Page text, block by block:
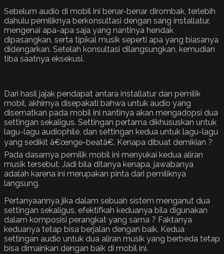
Sebelum audio di mobil ini benar-benar dirombak, terlebih
dahulu pemiliknya berkonsultasi dengan sang installatur,
mengenai apa-apa saja yang nantinya hendak
dipasangkan, serta tipikal musik seperti apa yang biasanya
didengarkan. Setelah konsultasi dilangsungkan, kemudian
tiba saatnya eksekusi.
Dari hasil jajak pendapat antara installatur dan pemilik
mobil, akhirnya disepakati bahwa untuk audio yang
disematkan pada mobil ini nantinya akan mengadopsi dua
settingan sekaligus. Settingan pertama dikhususkan untuk
lagu-lagu audiophile, dan settingan kedua untuk lagu-lagu
yang sedikit â€œnge-beatâ€. Kenapa dibuat demikian ?
Pada dasarnya pemilik mobil ini menyukai kedua aliran
musik tersebut. Jadi bila ditanya kenapa, jawabanya
adalah karena ini merupakan pinta dari pemiliknya
langsung.
Pertanyaannya jika dalam sebuah sistem menganut dua
settingan sekaligus, efektifkah keduanya bila digunakan
dalam komposisi perangkat yang sama ? Faktanya
keduanya tetap bisa berjalan dengan baik. Kedua
settingan audio untuk dua aliran musik yang berbeda tetap
bisa dimainkan dengan baik di mobil ini.